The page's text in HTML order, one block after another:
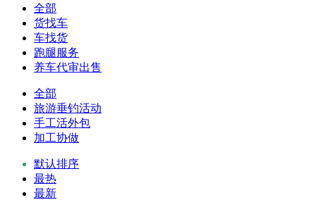
全部
货找车
车找货
跑腿服务
养车代审出售
全部
旅游垂钓活动
手工活外包
加工协做
默认排序
最热
最新